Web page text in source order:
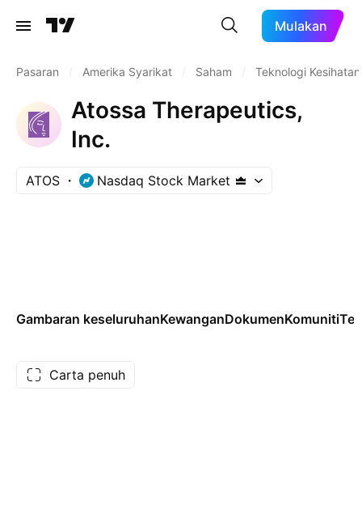
Mulakan
Pasaran Amerika Syarikat Saham Teknologi Kesihatan
Atossa Therapeutics,
Inc.
ATOS Nasdaq Stock Market
Gambaran keseluruhanKewanganDokumenKomuniti
Carta penuh